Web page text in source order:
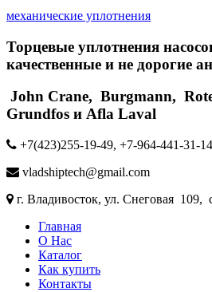
механические уплотнения
Торцевые уплотнения
качественные и не дорогие
John Crane, Burgmann,
Grundfos и Afla Laval
+7(423)255-19-49, +7-964-441-31-14
vladshiptech@gmail.com
г. Владивосток, ул. Снеговая 109,
Главная
О Нас
Каталог
Как купить
Контакты